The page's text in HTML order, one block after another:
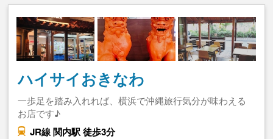
ハイサイおきなわ
一歩足を踏み入れれば、横浜で沖縄旅行気分が味わえる
お店です♪
JR線 関内駅 徒歩3分